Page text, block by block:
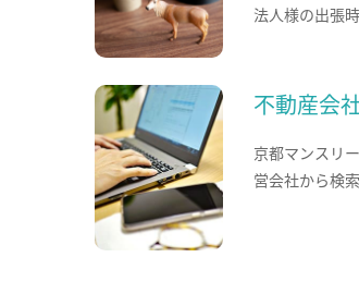
法人様の出張
不動産会
京都マンスリ
営会社から検